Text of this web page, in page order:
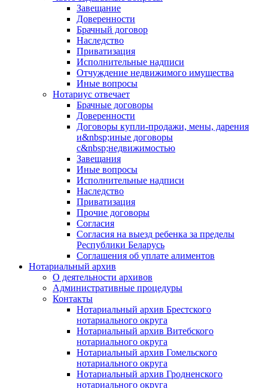
Завещание
Доверенности
Брачный договор
Наследство
Приватизация
Исполнительные надписи
Отчуждение недвижимого имущества
Иные вопросы
Нотариус отвечает
Брачные договоры
Доверенности
Договоры купли-продажи, мены, дарения
и&nbsp;иные договоры
с&nbsp;недвижимостью
Завещания
Иные вопросы
Исполнительные надписи
Наследство
Приватизация
Прочие договоры
Согласия
Согласия на выезд ребенка за пределы
Республики Беларусь
Соглашения об уплате алиментов
Нотариальный архив
О деятельности архивов
Административные процедуры
Контакты
Нотариальный архив Брестского
нотариального округа
Нотариальный архив Витебского
нотариального округа
Нотариальный архив Гомельского
нотариального округа
Нотариальный архив Гродненского
нотариального округа